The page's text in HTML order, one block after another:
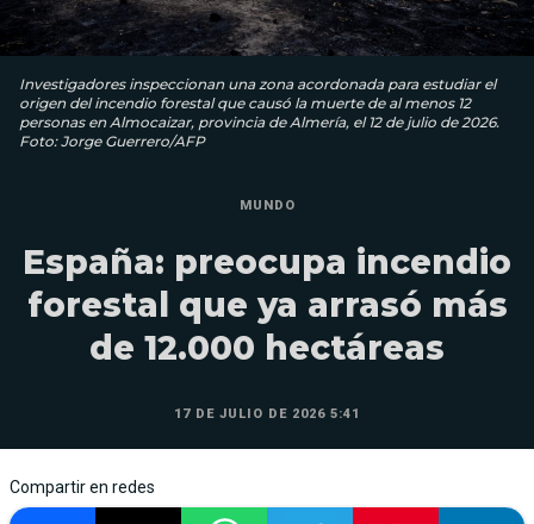
Investigadores inspeccionan una zona acordonada para estudiar el
origen del incendio forestal que causó la muerte de al menos 12
personas en Almocaizar, provincia de Almería, el 12 de julio de 2026.
Foto: Jorge Guerrero/AFP
MUNDO
España: preocupa incendio
forestal que ya arrasó más
de 12.000 hectáreas
17 DE JULIO DE 2026 5:41
Compartir en redes